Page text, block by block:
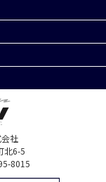
社
北6-5
8015